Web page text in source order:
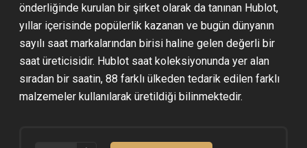
önderliğinde kurulan bir şirket olarak da tanınan Hublot,
yıllar içerisinde popülerlik kazanan ve bugün dünyanın
sayılı saat markalarından birisi haline gelen değerli bir
saat üreticisidir. Hublot saat koleksiyonunda yer alan
sıradan bir saatin, 88 farklı ülkeden tedarik edilen farklı
malzemeler kullanılarak üretildiği bilinmektedir.